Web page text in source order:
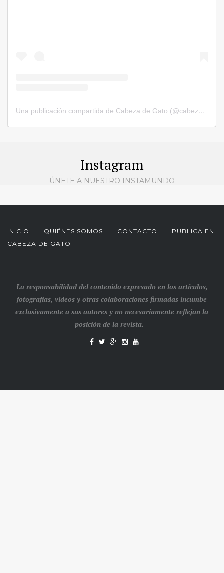
Una publicación compartida de Cabeza de Gato (@cabezadegatorevista)
Instagram
ÚNETE A NUESTRO INSTAMUNDO
INICIO QUIÉNES SOMOS CONTACTO
PUBLICA EN
CABEZA DE GATO
La responsabilidad del contenido expresado en los artículos,
fotografías, videos y otras colaboraciones firmadas incumbe
exclusivamente a sus autores y no necesariamente reflejan la
posición de la revista.